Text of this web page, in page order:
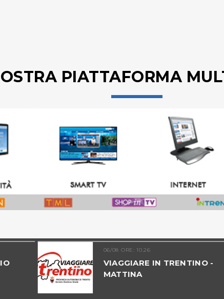
PIATTAFORMA
06/08 ORE: 10.26
VIAGGIARE IN TRENTINO -
MATTINA